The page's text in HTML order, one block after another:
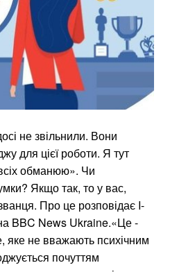
не звільнили. Вони
для цієї роботи. Я тут
обманюю». Чи
Якщо так, то у вас,
Про це розповідає I-
BBC News Ukraine.«Це -
не вважають психічним
почуттям